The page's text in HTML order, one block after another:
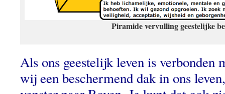
Piramide vervulling geestelijke
Als ons geestelijk leven is verbonden
wij een beschermend dak in ons